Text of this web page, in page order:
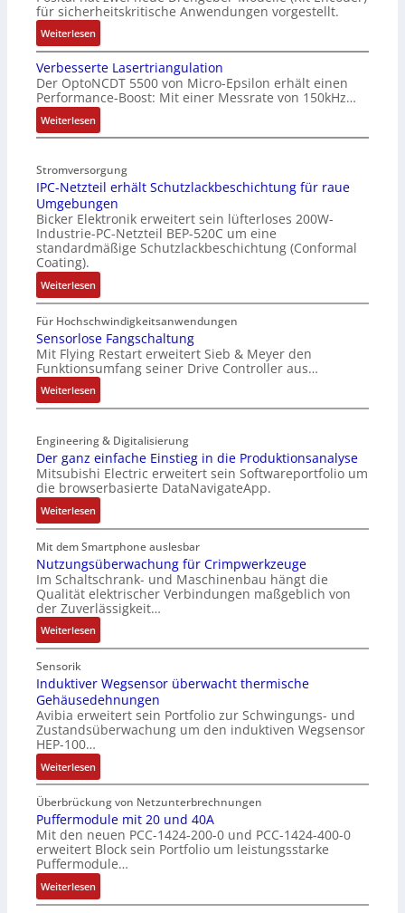
für sicherheitskritische Anwendungen vorgestellt.
Weiterlesen:
B
a
t
t
e
r
e
l
o
s
e
M
u
l
t
i
t
u
r
n
-
i
t
E
n
c
o
d
e
r
Verbesserte Lasertriangulation
Der OptoNCDT 5500 von Micro-Epsilon erhält einen
Performance-Boost: Mit einer Messrate von 150kHz…
Weiterlesen:
V
r
b
e
s
s
e
r
t
e
L
a
e
r
t
i
a
n
g
u
l
a
t
i
o
n
Stromversorgung
IPC-Netzteil erhält Schutzlackbeschichtung für raue
Umgebungen
Bicker Elektronik erweitert sein lüfterloses 200W-
Industrie-PC-Netzteil BEP-520C um eine
standardmäßige Schutzlackbeschichtung (Conformal
Coating).
Weiterlesen:
I
P
C
N
t
t
e
i
l
r
ä
l
S
c
h
t
z
l
a
k
b
e
s
c
h
i
c
h
Für Hochschwindigkeitsanwendungen
Sensorlose Fangschaltung
Mit Flying Restart erweitert Sieb & Meyer den
Funktionsumfang seiner Drive Controller aus…
Weiterlesen:
S
n
s
o
r
l
o
s
e
F
a
n
g
s
h
a
l
t
u
n
g
Engineering & Digitalisierung
Der ganz einfache Einstieg in die Produktionsanalyse
Mitsubishi Electric erweitert sein Softwareportfolio um
die browserbasierte DataNavigateApp.
Weiterlesen:
D
e
r
g
a
n
z
e
n
f
a
c
e
E
i
n
s
t
i
e
g
Mit dem Smartphone auslesbar
Nutzungsüberwachung für Crimpwerkzeuge
Im Schaltschrank- und Maschinenbau hängt die
Qualität elektrischer Verbindungen maßgeblich von
der Zuverlässigkeit…
Weiterlesen:
N
t
z
u
n
s
ü
b
e
r
w
a
c
h
Sensorik
Induktiver Wegsensor überwacht thermische
Gehäusedehnungen
Avibia erweitert sein Portfolio zur Schwingungs- und
Zustandsüberwachung um den induktiven Wegsensor
HEP-100…
Weiterlesen:
I
n
d
u
k
t
i
v
Überbrückung von Netzunterbrechnungen
Puffermodule mit 20 und 40A
Mit den neuen PCC-1424-200-0 und PCC-1424-400-0
erweitert Block sein Portfolio um leistungsstarke
Puffermodule…
Weiterlesen:
P